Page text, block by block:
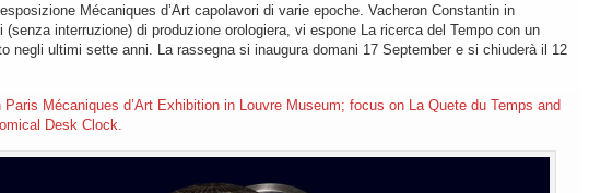
Mécaniques d’Art capolavori di varie epoche. Vacheron Constantin in
(senza interruzione) di produzione orologiera, vi espone La ricerca del Tempo con un
negli ultimi sette anni. La rassegna si inaugura domani 17 September e si chiuderà il 12
Paris Mécaniques d’Art Exhibition in Louvre Museum; focus on La Quete du Temps and
Desk Clock.